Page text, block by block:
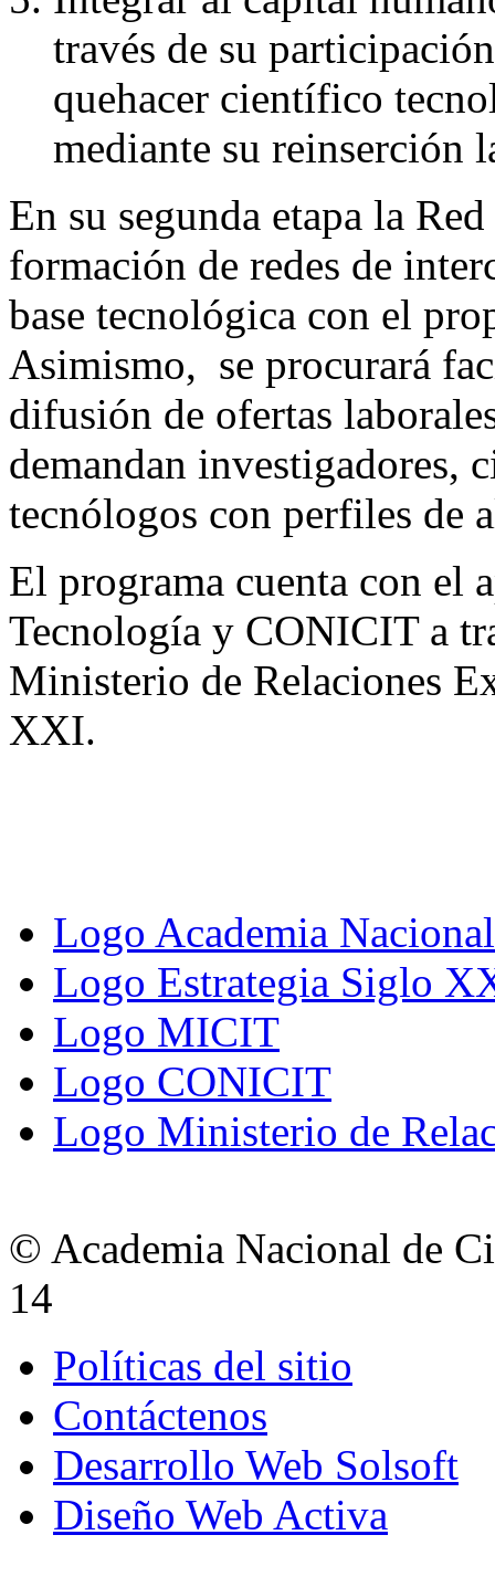
través de su
quehacer científico
mediante su reinserción
En su segunda etapa la
formación de redes de
base tecnológica con el
Asimismo, se procurará
difusión de ofertas
demandan investigadores,
tecnólogos con perfiles de
El programa cuenta con el
Tecnología y CONICIT a
Ministerio de Relaciones
XXI.
Logo Academia
Logo Estrategia Siglo
Logo MICIT
Logo CONICIT
Logo Ministerio de
© Academia Nacional de
14
Políticas del sitio
Contáctenos
Desarrollo Web Solsoft
Diseño Web Activa